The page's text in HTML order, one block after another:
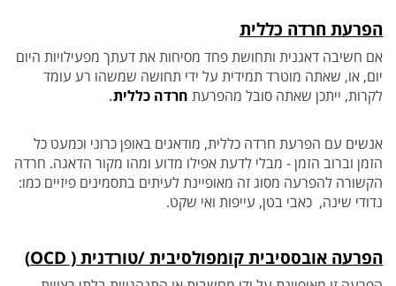
הפרעת חרדה כללית
אם חשיבה דאגנית ותחושת פחד מסיחות את דעתך מפעילויות היום
יום, או, שאתה מוטרד תמידית על ידי תחושה שמשהו רע עומד
לקרות, ייתכן שאתה סובל מהפרעת חרדה כללית.
אנשים עם הפרעת חרדה כללית, מודאגים באופן כרוני וכמעט כל
הזמן וברוב הזמן - מבלי לדעת אפילו מדוע ומהו מקור הדאגה. חרדה
הקשורה להפרעה מסוג זה מאופיינת לעיתים בתסמינים פיזיים כמו:
נדודי שינה, כאבי בטן, עייפות ואי שקט.
הפרעה אובססיבית קומפולסיבית /טורדנית ( OCD)